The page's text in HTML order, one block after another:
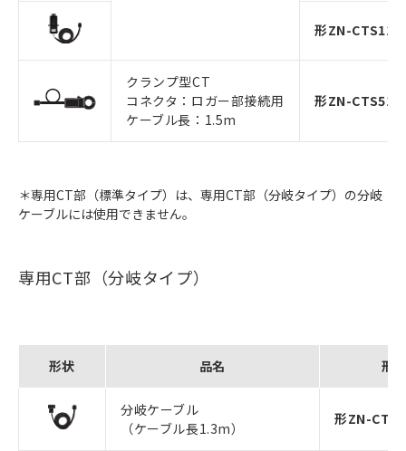
形ZN-CTS11-
クランプ型CT
コネクタ：ロガー部接続用
ケーブル長：1.5m
形ZN-CTS51-
＊専用CT部（標準タイプ）は、専用CT部（分岐タイプ）の分岐
ケーブルには使用できません。
専用CT部（分岐タイプ）
形状 品名 形
分岐ケーブル
（ケーブル長1.3m）
形ZN-